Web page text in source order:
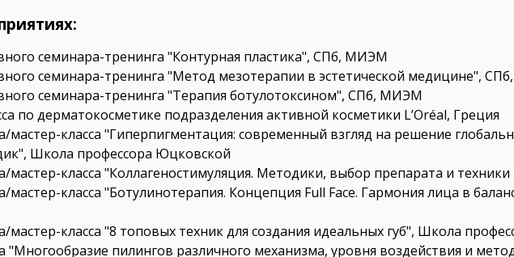
семинара-тренинга "Контурная пластика", СПб, МИЭМ
семинара-тренинга "Метод мезотерапии в эстетической медицине",
семинара-тренинга "Терапия ботулотоксином", СПб, МИЭМ
по дерматокосметике подразделения активной косметики L’Oréal, Греция
мастер-класса "Гиперпигментация: современный взгляд на решение
Школа профессора Юцковской
мастер-класса "Коллагеностимуляция. Методики, выбор препарата и
мастер-класса "Ботулинотерапия. Концепция Full Face. Гармония лица в
мастер-класса "8 топовых техник для создания идеальных губ", Школа
"Многообразие пилингов различного механизма, уровня воздействия и